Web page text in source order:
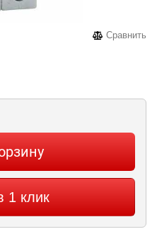
Сравнить
1 клик